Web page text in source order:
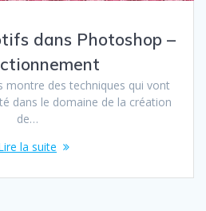
dans Photoshop –
montre des techniques qui vont
dans le domaine de la création
de…
la suite